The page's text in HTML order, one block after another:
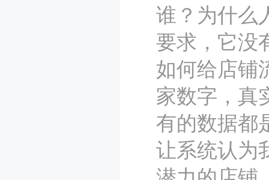
谁？为什么
要求，它没
如何给店铺
家数字，真
有的数据都
让系统认为